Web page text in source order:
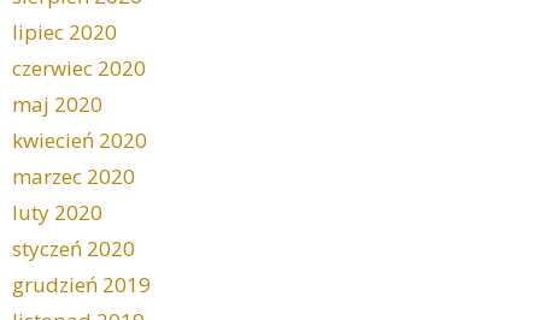
lipiec 2020
czerwiec 2020
maj 2020
kwiecień 2020
marzec 2020
luty 2020
styczeń 2020
grudzień 2019